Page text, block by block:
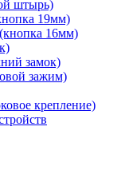
штырь)
19мм)
16мм)
замок)
зажим)
крепление)